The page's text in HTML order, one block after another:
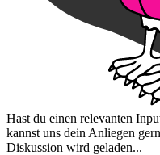
Hast du einen relevanten
kannst uns dein Anliegen
Diskussion wird geladen...